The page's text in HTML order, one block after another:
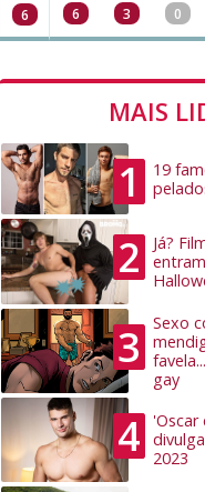
6 6 3 0
MAIS
1
19
2
Já?
3
Sexo
gay
4
2023